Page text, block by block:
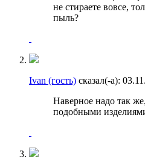
не стираете вовсе,
пыль?
Ivan (гость) сказал(-а):
Наверное надо так
подобными